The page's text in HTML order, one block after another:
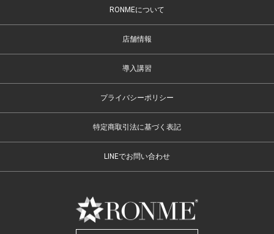
RONMEについて
店舗情報
導入講習
プライバシーポリシー
特定商取引法に基づく表記
LINEでお問い合わせ